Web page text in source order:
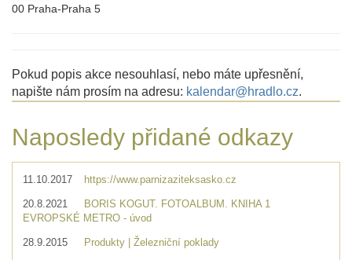
00 Praha-Praha 5
Pokud popis akce nesouhlasí, nebo máte upřesnění,
napište nám prosím na adresu: kalendar@hradlo.cz.
Naposledy přidané odkazy
11.10.2017 https://www.parnizaziteksasko.cz
20.8.2021
BORIS KOGUT. FOTOALBUM. KNIHA 1
EVROPSKÉ METRO - úvod
28.9.2015 Produkty | Železniční poklady